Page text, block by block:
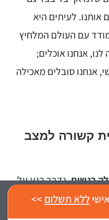
לעיתים היא
עם העולם המלחיץ
אנחנו אוכלים;
אנחנו סובלים מאכילה
קשורה למצב
רגשית, נדבר רגע על
זה חשוב; כי זה נדרש
בארץ שלנו נעים
ללא תשלום >>